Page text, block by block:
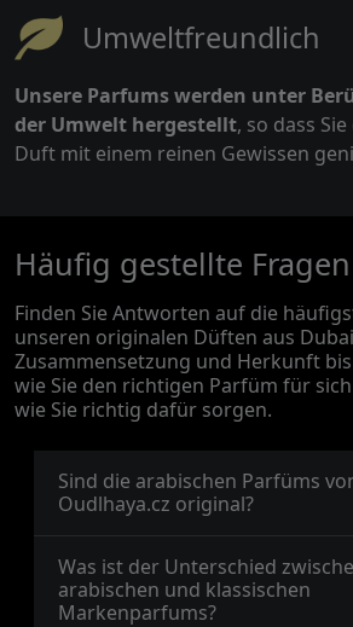
Umweltfreundlich
Unsere Parfums werden unter
der Umwelt hergestellt, so dass
Duft mit einem reinen Gewissen
Häufig gestellte Fragen
Finden Sie Antworten auf die
unseren originalen Düften aus
Zusammensetzung und Herkunft
wie Sie den richtigen Parfüm für
wie Sie richtig dafür sorgen.
Sind die arabischen Parfüms
Oudlhaya.cz original?
Was ist der Unterschied
arabischen und klassischen
Markenparfums?